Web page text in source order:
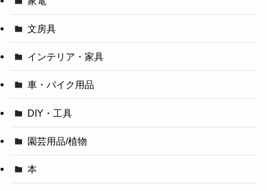
文房具
インテリア・家具
車・バイク用品
DIY・工具
園芸用品/植物
本